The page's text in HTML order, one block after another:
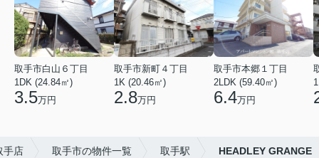
取手市白山６丁目
1DK (24.84㎡)
3.5万円
取手市新町４丁目
1K (20.46㎡)
2.8万円
取手市本郷１丁目
2LDK (59.40㎡)
6.4万円
手店 取手市の物件一覧 取手駅 HEADLEY GRANGE